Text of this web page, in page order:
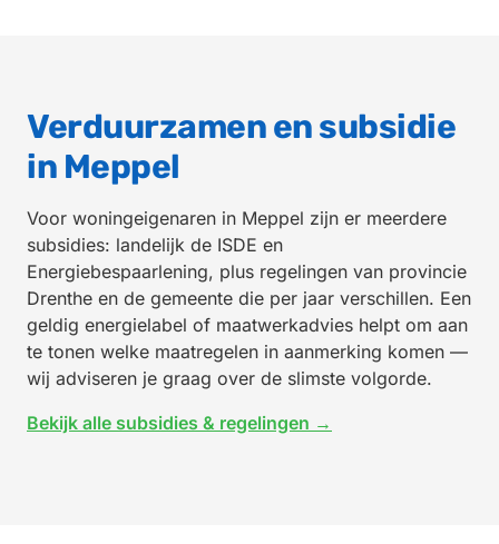
Verduurzamen en subsidie
in Meppel
Voor woningeigenaren in Meppel zijn er meerdere
subsidies: landelijk de ISDE en
Energiebespaarlening, plus regelingen van provincie
Drenthe en de gemeente die per jaar verschillen. Een
geldig energielabel of maatwerkadvies helpt om aan
te tonen welke maatregelen in aanmerking komen —
wij adviseren je graag over de slimste volgorde.
Bekijk alle subsidies & regelingen →